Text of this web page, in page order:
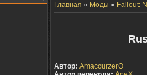
Главная » Моды » Fallout:
Автор: AmaccurzerO